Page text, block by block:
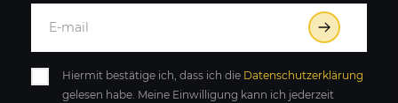
Hiermit bestätige ich, dass ich die Daten­schutz­erklärung
gelesen habe. Meine Einwilligung kann ich jederzeit